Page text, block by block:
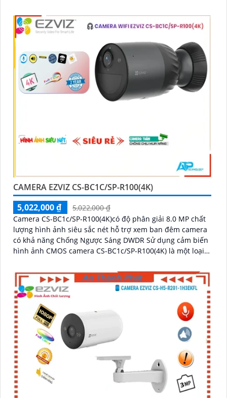
CAMERA EZVIZ CS-BC1C/SP-R100(4K)
5,022,000 ₫
5,022,000 ₫
Camera CS-BC1c/SP-R100(4K)có độ phân giải 8.0 MP chất
lượng hình ảnh siêu sắc nét hỗ trợ xem ban đêm camera
có khả năng Chống Ngược Sáng DWDR Sử dụng cảm biến
hình ảnh CMOS camera CS-BC1c/SP-R100(4K) là một loại
thông qua khe thẻ nhớ